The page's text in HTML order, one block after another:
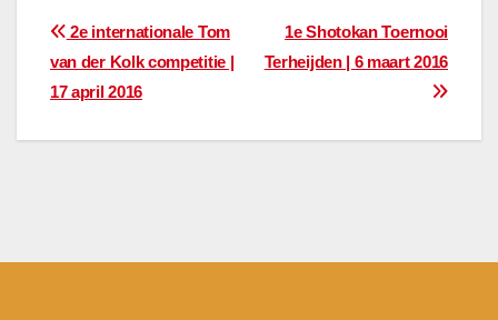
Bericht
navigatie
1e Shotokan Toernooi
Terheijden | 6 maart 2016
2e internationale Tom
van der Kolk competitie |
17 april 2016